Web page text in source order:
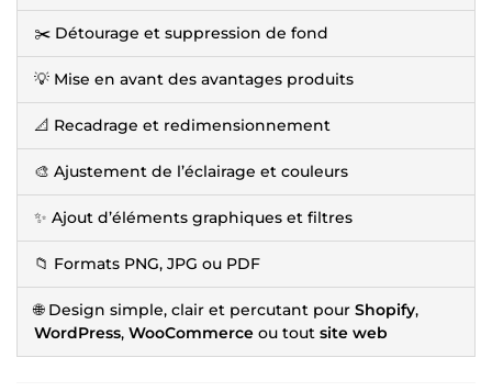
✂️ Détourage et suppression de fond
💡 Mise en avant des avantages produits
📐 Recadrage et redimensionnement
🎨 Ajustement de l’éclairage et couleurs
✨ Ajout d’éléments graphiques et filtres
📁 Formats PNG, JPG ou PDF
🌐 Design simple, clair et percutant pour Shopify,
WordPress, WooCommerce ou tout site web